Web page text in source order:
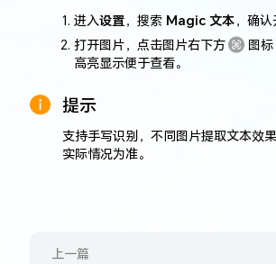
进入设置，搜索Magic 文本，确认
打开图片，点击图片右下方
图
高亮显示便于查看。
提示
支持手写识别，不同图片提取文本效
实际情况为准。
上一篇